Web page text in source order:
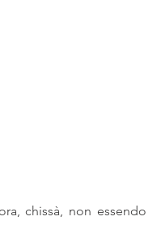
chissà, non essendo